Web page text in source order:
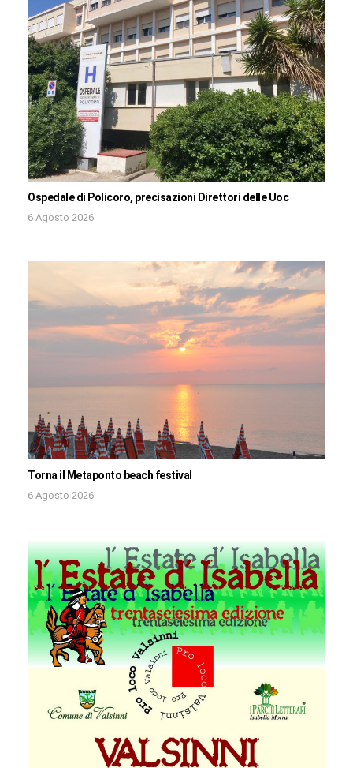
Ospedale di Policoro, precisazioni Direttori delle Uoc
6 Agosto 2026
Torna il Metaponto beach festival
6 Agosto 2026